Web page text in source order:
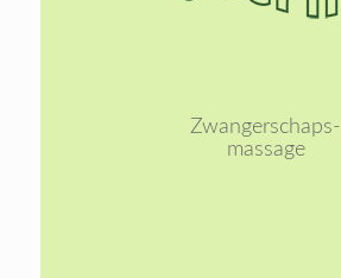
Zwangerschaps-
massage